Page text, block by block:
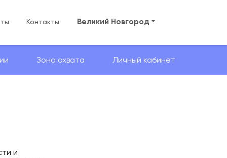
Контакты Великий Новгород
Зона охвата Личный кабинет
и